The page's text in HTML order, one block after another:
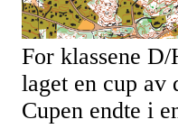
For klassene
laget en cup av
Cupen endte i